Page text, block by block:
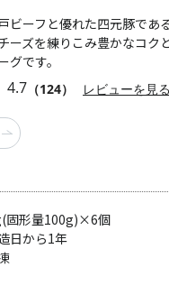
ビーフと優れた四元豚であ
ーズを練りこみ豊かなコ
グです。
4.7 （124） レビューを見る
固形量100g)×6個
日から1年